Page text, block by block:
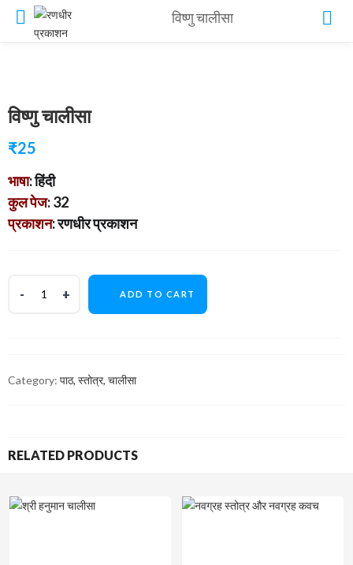
विष्णु चालीसा
विष्णु चालीसा
₹25
भाषा: हिंदी
कुल पेज: 32
प्रकाशन: रणधीर प्रकाशन
ADD TO CART
Category: पाठ, स्तोत्र, चालीसा
RELATED PRODUCTS